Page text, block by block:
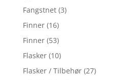
Fangstnet (3)
Finner (16)
Finner (53)
Flasker (10)
Flasker / Tilbehør (27)